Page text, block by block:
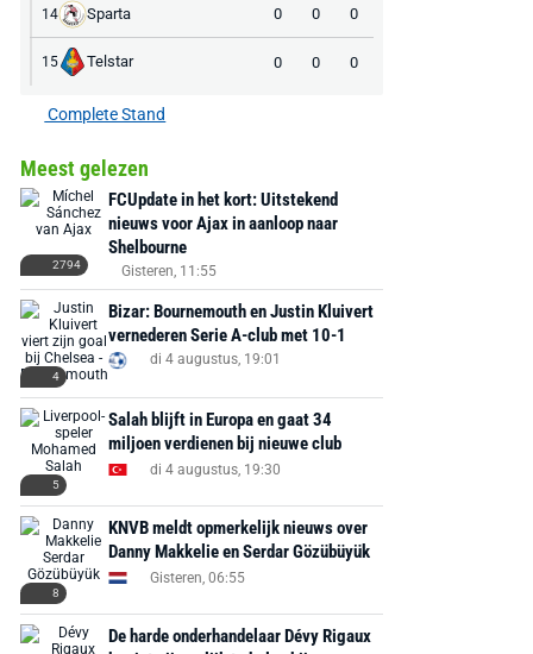
14 Sparta 0 0 0
15 Telstar 0 0 0
Complete Stand
Meest gelezen
2794
FCUpdate in het kort: Uitstekend
nieuws voor Ajax in aanloop naar
Shelbourne
Gisteren, 11:55
4
Bizar: Bournemouth en Justin Kluivert
vernederen Serie A-club met 10-1
di 4 augustus, 19:01
5
Salah blijft in Europa en gaat 34
miljoen verdienen bij nieuwe club
di 4 augustus, 19:30
8
KNVB meldt opmerkelijk nieuws over
Danny Makkelie en Serdar Gözübüyük
Gisteren, 06:55
De harde onderhandelaar Dévy Rigaux